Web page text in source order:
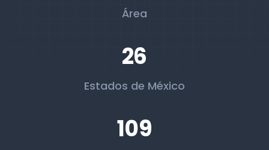
Área
26
Estados de México
109